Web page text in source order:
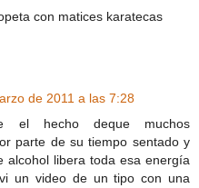
con matices karatecas
de 2011 a las 7:28
el hecho deque muchos
parte de su tiempo sentado y
alcohol libera toda esa energía
un video de un tipo con una